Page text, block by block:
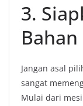
3.
Jangan asal
sangat
Mulai dari